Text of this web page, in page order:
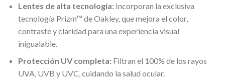
Lentes de alta tecnología:Incorporan la exclusiva
tecnología Prizm™ de Oakley, que mejora el color,
contraste y claridad para una experiencia visual
inigualable.
Protección UV completa:Filtran el 100% de los rayos
UVA, UVB y UVC, cuidando la salud ocular.